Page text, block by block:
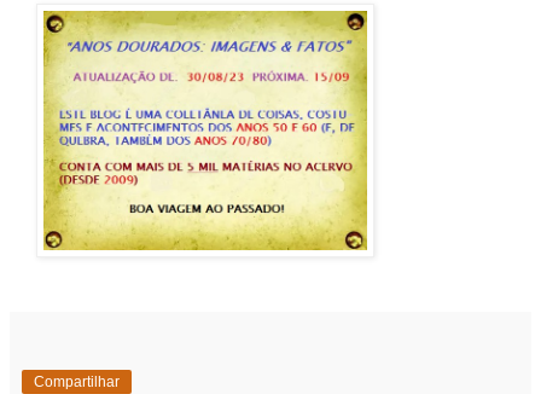
Compartilhar